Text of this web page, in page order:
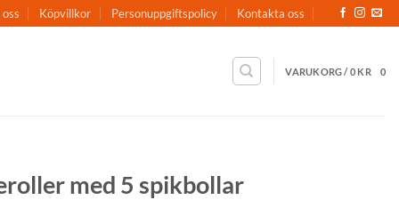
Köpvillkor Personuppgiftspolicy Kontakta oss
VARUKORG /0 KR 0
med 5 spikbollar